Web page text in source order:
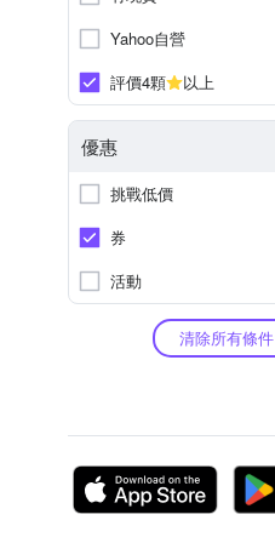
Yahoo自營
評價4顆
以上
優惠
挑戰低價
券
活動
清除所有條件